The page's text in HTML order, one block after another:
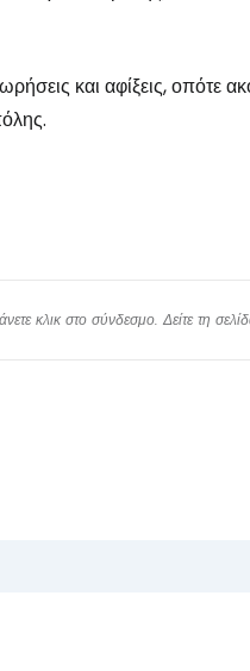
και αφίξεις, οπότε
κλικ στο σύνδεσμο. Δείτε τη
Συνεχίστε με την Google